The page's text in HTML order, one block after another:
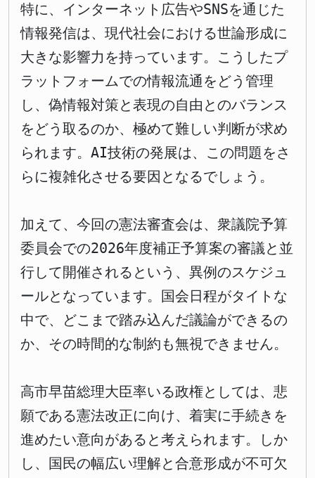
特に、インターネット広告やSNSを通じた
情報発信は、現代社会における世論形成に
大きな影響力を持っています。こうしたプ
ラットフォームでの情報流通をどう管理
し、偽情報対策と表現の自由とのバランス
をどう取るのか、極めて難しい判断が求め
られます。AI技術の発展は、この問題をさ
らに複雑化させる要因となるでしょう。
加えて、今回の憲法審査会は、衆議院予算
委員会での2026年度補正予算案の審議と並
行して開催されるという、異例のスケジュ
ールとなっています。国会日程がタイトな
中で、どこまで踏み込んだ議論ができるの
か、その時間的な制約も無視できません。
高市早苗総理大臣率いる政権としては、悲
願である憲法改正に向け、着実に手続きを
進めたい意向があると考えられます。しか
し、国民の幅広い理解と合意形成が不可欠